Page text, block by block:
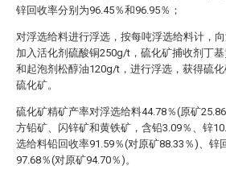
锌回收率分别为96.45％和96.95％；
对浮选给料进行浮选，按每吨浮选给料计，
加入活化剂硫酸铜250g/t，硫化矿捕收剂丁
和起泡剂松醇油120g/t，进行浮选，获得硫
硫化矿。
硫化矿精矿产率对浮选给料44.78％(原矿
方铅矿、闪锌矿和黄铁矿，含铅3.09％、锌
选给料铅回收率91.59％(对原矿88.33％)、锌
97.68％(对原矿94.70％)。